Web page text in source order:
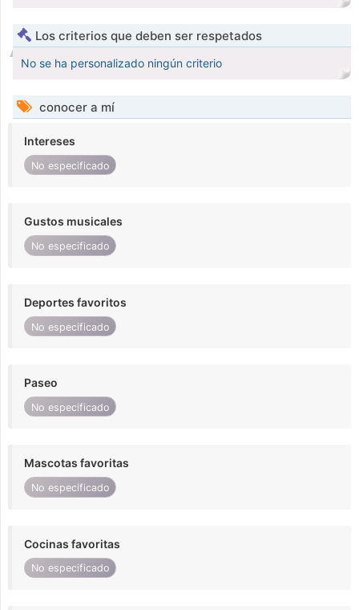
Los criterios que deben ser respetados
No se ha personalizado ningún criterio
conocer a mí
Intereses
No especificado
Gustos musicales
No especificado
Deportes favoritos
No especificado
Paseo
No especificado
Mascotas favoritas
No especificado
Cocinas favoritas
No especificado